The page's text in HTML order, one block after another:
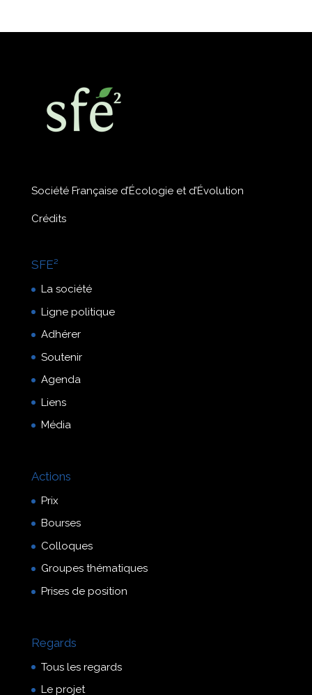
Société Française d’Écologie et d’Évolution
Crédits
SFE²
La société
Ligne politique
Adhérer
Soutenir
Agenda
Liens
Média
Actions
Prix
Bourses
Colloques
Groupes thématiques
Prises de position
Regards
Tous les regards
Le projet